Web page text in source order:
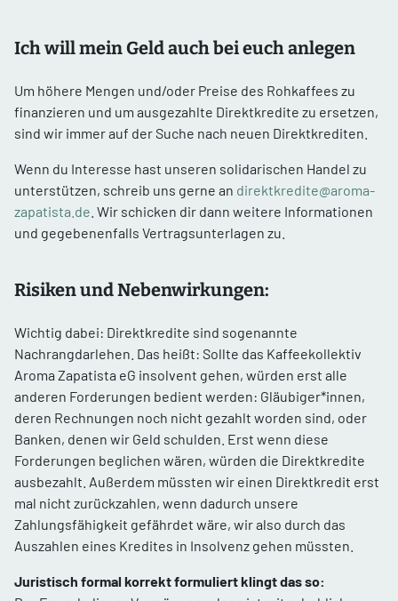
Ich will mein Geld auch bei euch anlegen
Um höhere Mengen und/oder Preise des Rohkaffees zu
finanzieren und um ausgezahlte Direktkredite zu ersetzen,
sind wir immer auf der Suche nach neuen Direktkrediten.
Wenn du Interesse hast unseren solidarischen Handel zu
unterstützen, schreib uns gerne an direktkredite@aroma-
zapatista.de . Wir schicken dir dann weitere Informationen
und gegebenenfalls Vertragsunterlagen zu.
Risiken und Nebenwirkungen:
Wichtig dabei: Direktkredite sind sogenannte
Nachrangdarlehen. Das heißt: Sollte das Kaffeekollektiv
Aroma Zapatista eG insolvent gehen, würden erst alle
anderen Forderungen bedient werden: Gläubiger*innen,
deren Rechnungen noch nicht gezahlt worden sind, oder
Banken, denen wir Geld schulden. Erst wenn diese
Forderungen beglichen wären, würden die Direktkredite
ausbezahlt. Außerdem müssten wir einen Direktkredit erst
mal nicht zurückzahlen, wenn dadurch unsere
Zahlungsfähigkeit gefährdet wäre, wir also durch das
Auszahlen eines Kredites in Insolvenz gehen müssten.
Juristisch formal korrekt formuliert klingt das so: